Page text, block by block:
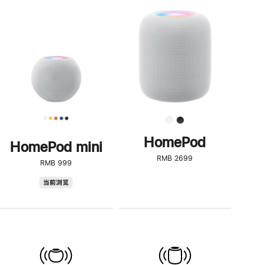
HomePod mini
RMB 999
当前浏览
步
了
解
HomePod<
HomePod
RMB 2699